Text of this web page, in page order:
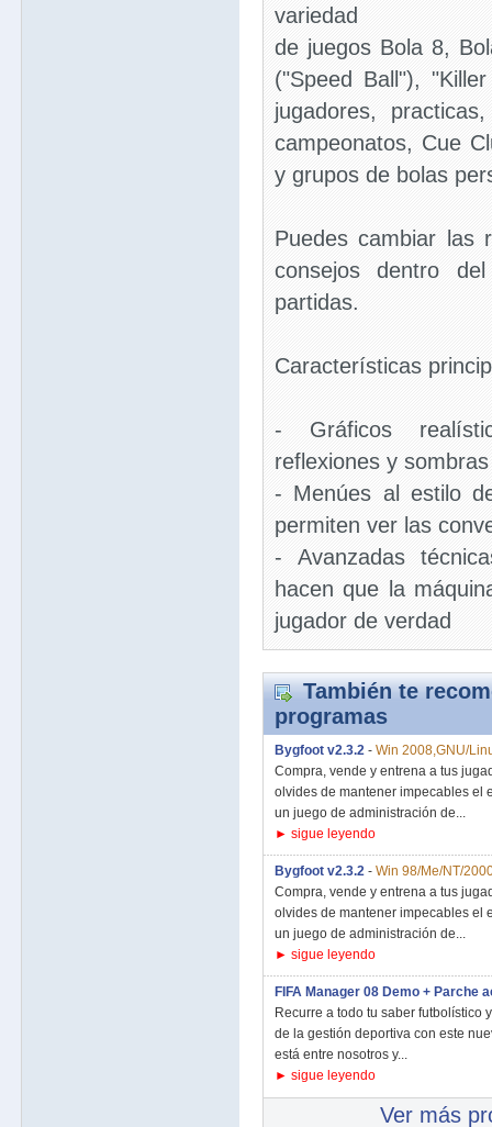
variedad
de juegos Bola 8,
("Speed Ball"),
jugadores,
campeonatos, Cue
y grupos de bolas
Puedes cambiar las
consejos dentro
partidas.
Características
- Gráficos
reflexiones y sombras
- Menúes al estilo
permiten ver las
- Avanzadas
hacen que la
jugador de verdad
También te
programas
Bygfoot v2.3.2 - Win 2008,GNU/
Compra, vende y entrena a tus
olvides de mantener impecables el
un juego de administración de...
► sigue leyendo
Bygfoot v2.3.2 - Win 98/Me/NT/
Compra, vende y entrena a tus
olvides de mantener impecables el
un juego de administración de...
► sigue leyendo
FIFA Manager 08 Demo + Parche
Recurre a todo tu saber futbolístico
de la gestión deportiva con este
está entre nosotros y...
► sigue leyendo
Ver más